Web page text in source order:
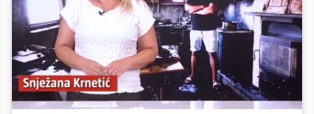
Pokretanje videa...